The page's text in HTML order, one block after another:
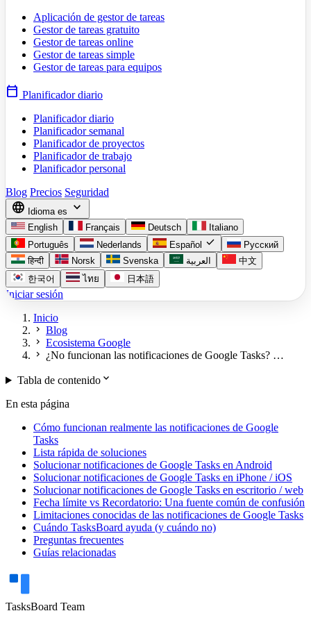
Aplicación de gestor de tareas
Gestor de tareas gratuito
Gestor de tareas online
Gestor de tareas simple
Gestor de tareas para equipos
calendar_today Planificador diario
Planificador diario
Planificador semanal
Planificador de proyectos
Planificador de trabajo
Planificador personal
Blog Precios Seguridad
language Idioma es expand_more
English Français Deutsch
Italiano
Português
Nederlands Español check
Русский
हिन्दी
Norsk Svenska العربية
中文
한국어
ไทย 日本語
Iniciar sesión
Inicio
chevron_right Blog
chevron_right Ecosistema Google
chevron_right ¿No funcionan las notificaciones de Google Tasks? …
Tabla de contenidoexpand_more
En esta página
Cómo funcionan realmente las notificaciones de Google
Tasks
Lista rápida de soluciones
Solucionar notificaciones de Google Tasks en Android
Solucionar notificaciones de Google Tasks en iPhone / iOS
Solucionar notificaciones de Google Tasks en escritorio / web
Fecha límite vs Recordatorio: Una fuente común de confusión
Limitaciones conocidas de las notificaciones de Google Tasks
Cuándo TasksBoard ayuda (y cuándo no)
Preguntas frecuentes
Guías relacionadas
TasksBoard Team